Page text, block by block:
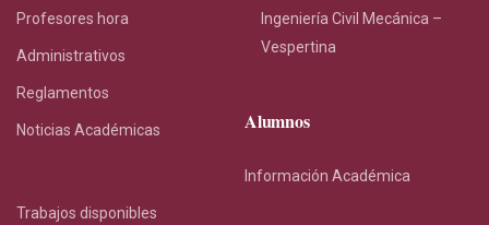
Profesores hora
Administrativos
Reglamentos
Noticias Académicas
Ingeniería Civil Mecánica –
Vespertina
Alumnos
Información Académica
Trabajos disponibles